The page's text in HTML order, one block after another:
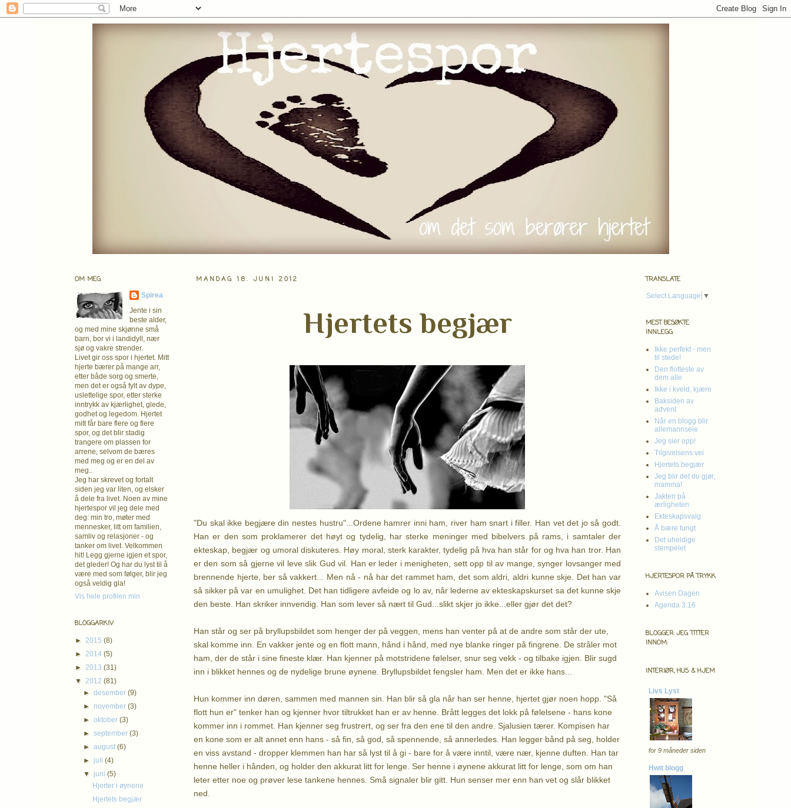
MANDAG 18. JUNI 2012
Hjertets begjær
"Du skal ikke begjære din nestes hustru"... Ordene hamrer inni ham, river ham snart i filler. Han vet det jo så godt.
Han er den som proklamerer det høyt og tydelig, har sterke meninger med bibelvers på rams, i samtaler der
ekteskap, begjær og umoral diskuteres. Høy moral, sterk karakter, tydelig på hva han står for og hva han tror. Han
er den som så gjerne vil leve slik Gud vil. Han er leder i menigheten, sett opp til av mange, synger lovsanger med
brennende hjerte, ber så vakkert... Men nå - nå har det rammet ham, det som aldri, aldri kunne skje. Det han var
så sikker på var en umulighet. Det han tidligere avfeide og lo av, når lederne av ekteskapskurset sa det kunne skje
den beste. Han skriker innvendig. Han som lever så nært til Gud...slikt skjer jo ikke...eller gjør det det?
Han står og ser på bryllupsbildet som henger der på veggen, mens han venter på at de andre som står der ute,
skal komme inn. En vakker jente og en flott mann, hånd i hånd, med nye blanke ringer på fingrene. De stråler mot
ham, der de står i sine fineste klær. Han kjenner på motstridene følelser, snur seg vekk - og tilbake igjen. Blir sugd
inn i blikket hennes og de nydelige brune øynene. Bryllupsbildet fengsler ham. Men det er ikke hans...
Hun kommer inn døren, sammen med mannen sin. Han blir så gla når han ser henne, hjertet gjør noen hopp. "Så
flott hun er" tenker han og kjenner hvor tiltrukket han er av henne. Brått legges det lokk på følelsene - hans kone
kommer inn i rommet. Han kjenner seg frustrert, og ser fra den ene til den andre. Sjalusien tærer. Kompisen har
en kone som er alt annet enn hans - så fin, så god, så spennende, så annerledes. Han legger bånd på seg, holder
en viss avstand - dropper klemmen han har så lyst til å gi - bare for å være inntil, være nær, kjenne duften. Han tar
henne heller i hånden, og holder den akkurat litt for lenge. Ser henne i øynene akkurat litt for lenge, som om han
leter etter noe og prøver lese tankene hennes. Små signaler blir gitt. Hun senser mer enn han vet og slår blikket
ned.
OM MEG
Spirea
Jente i sin
beste alder,
og med mine skjønne små
barn, bor vi i landidyll, nær
sjø og vakre strender.
Livet gir oss spor i hjertet. Mitt
hjerte bærer på mange arr,
etter både sorg og smerte,
men det er også fylt av dype,
uslettelige spor, etter sterke
inntrykk av kjærlighet, glede,
godhet og legedom. Hjertet
mitt får bare flere og flere
spor, og det blir stadig
trangere om plassen for
arrene, selvom de bæres
med meg og er en del av
meg..
Jeg har skrevet og fortalt
siden jeg var liten, og elsker
å dele fra livet. Noen av mine
hjertespor vil jeg dele med
deg: min tro, møter med
mennesker, litt om familien,
samliv og relasjoner - og
tanker om livet. Velkommen
hit! Legg gjerne igjen et spor,
det gleder! Og har du lyst til å
være med som følger, blir jeg
også veldig gla!
Vis hele profilen min
BLOGGARKIV
► 2015 (8)
► 2014 (5)
► 2013 (31)
▼ 2012 (81)
►desember(9)
► november(3)
►oktober(3)
►september(3)
►august(6)
► juli(4)
▼ juni(5)
Hjerter i øynene
Hjertets begjær
TRANSLATE
Select Language ▼
MEST BESØKTE
INNLEGG
Ikke perfekt - men
til stede!
Den flotteste av
dem alle
Ikke i kveld, kjære
Baksiden av
advent
Når en blogg blir
allemannseie
Jeg sier opp!
Tilgivelsens vei
Hjertets begjær
Jeg blir det du gjør,
mamma!
Jakten på
ærligheten
Ekteskapsvalg
Å bære tungt
Det uheldige
stempelet
HJERTESPOR PÅ TRYKK
Avisen Dagen
Agenda 3:16
BLOGGER JEG TITTER
INNOM:
INTERIØR, HUS & HJEM
Livs Lyst
for 9 måneder siden
Hwit blogg